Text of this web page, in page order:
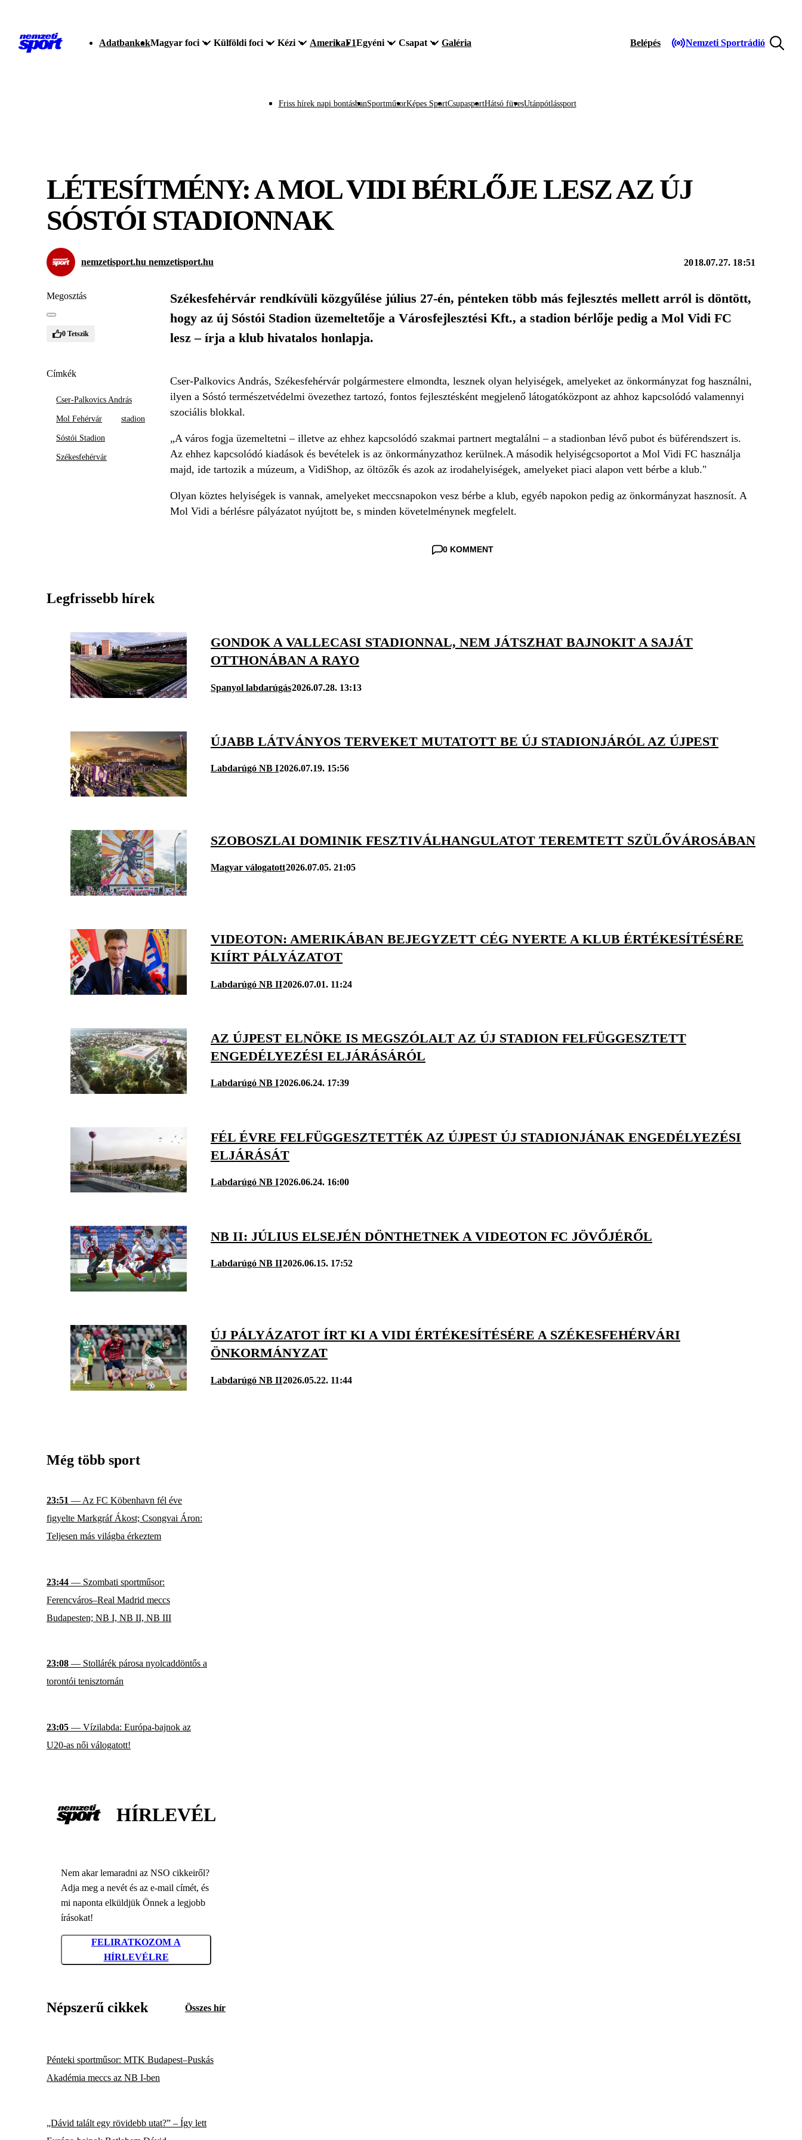
AdatbankokMagyar foci Külföldi foci Kézi AmerikaF1Egyéni Csapat Galéria Belépés Nemzeti Sportrádió
Friss hírek napi bontásbanSportműsorKépes SportCsupasportHátsó füvesUtánpótlássport
LÉTESÍTMÉNY: A MOL VIDI BÉRLŐJE LESZ AZ ÚJ
SÓSTÓI STADIONNAK
nemzetisport.hu nemzetisport.hu 2018.07.27. 18:51
Megosztás
0 Tetszik
Címkék
Cser-Palkovics András
Mol Fehérvár stadion
Sóstói Stadion
Székesfehérvár
Székesfehérvár rendkívüli közgyűlése július 27-én, pénteken több más fejlesztés mellett arról is döntött,
hogy az új Sóstói Stadion üzemeltetője a Városfejlesztési Kft., a stadion bérlője pedig a Mol Vidi FC
lesz – írja a klub hivatalos honlapja.
Cser-Palkovics András, Székesfehérvár polgármestere elmondta, lesznek olyan helyiségek, amelyeket az önkormányzat fog használni,
ilyen a Sóstó természetvédelmi övezethez tartozó, fontos fejlesztésként megjelenő látogatóközpont az ahhoz kapcsolódó valamennyi
szociális blokkal.
„A város fogja üzemeltetni – illetve az ehhez kapcsolódó szakmai partnert megtalálni – a stadionban lévő pubot és büférendszert is.
Az ehhez kapcsolódó kiadások és bevételek is az önkormányzathoz kerülnek.A második helyiségcsoportot a Mol Vidi FC használja
majd, ide tartozik a múzeum, a VidiShop, az öltözők és azok az irodahelyiségek, amelyeket piaci alapon vett bérbe a klub."
Olyan köztes helyiségek is vannak, amelyeket meccsnapokon vesz bérbe a klub, egyéb napokon pedig az önkormányzat hasznosít. A
Mol Vidi a bérlésre pályázatot nyújtott be, s minden követelménynek megfelelt.
0 KOMMENT
Legfrissebb hírek
GONDOK A VALLECASI STADIONNAL, NEM JÁTSZHAT BAJNOKIT A SAJÁT
OTTHONÁBAN A RAYO
Spanyol labdarúgás2026.07.28. 13:13
ÚJABB LÁTVÁNYOS TERVEKET MUTATOTT BE ÚJ STADIONJÁRÓL AZ ÚJPEST
Labdarúgó NB I2026.07.19. 15:56
SZOBOSZLAI DOMINIK FESZTIVÁLHANGULATOT TEREMTETT SZÜLŐVÁROSÁBAN
Magyar válogatott2026.07.05. 21:05
VIDEOTON: AMERIKÁBAN BEJEGYZETT CÉG NYERTE A KLUB ÉRTÉKESÍTÉSÉRE
KIÍRT PÁLYÁZATOT
Labdarúgó NB II2026.07.01. 11:24
AZ ÚJPEST ELNÖKE IS MEGSZÓLALT AZ ÚJ STADION FELFÜGGESZTETT
ENGEDÉLYEZÉSI ELJÁRÁSÁRÓL
Labdarúgó NB I2026.06.24. 17:39
FÉL ÉVRE FELFÜGGESZTETTÉK AZ ÚJPEST ÚJ STADIONJÁNAK ENGEDÉLYEZÉSI
ELJÁRÁSÁT
Labdarúgó NB I2026.06.24. 16:00
NB II: JÚLIUS ELSEJÉN DÖNTHETNEK A VIDEOTON FC JÖVŐJÉRŐL
Labdarúgó NB II2026.06.15. 17:52
ÚJ PÁLYÁZATOT ÍRT KI A VIDI ÉRTÉKESÍTÉSÉRE A SZÉKESFEHÉRVÁRI
ÖNKORMÁNYZAT
Labdarúgó NB II2026.05.22. 11:44
Még több sport
23:51 — Az FC Köbenhavn fél éve
figyelte Markgráf Ákost; Csongvai Áron:
Teljesen más világba érkeztem
23:44 — Szombati sportműsor:
Ferencváros–Real Madrid meccs
Budapesten; NB I, NB II, NB III
23:08 — Stollárék párosa nyolcaddöntős a
torontói tenisztornán
23:05 — Vízilabda: Európa-bajnok az
U20-as női válogatott!
HÍRLEVÉL
Nem akar lemaradni az NSO cikkeiről?
Adja meg a nevét és az e-mail címét, és
mi naponta elküldjük Önnek a legjobb
írásokat!
FELIRATKOZOM A
HÍRLEVÉLRE
Népszerű cikkek Összes hír
Pénteki sportműsor: MTK Budapest–Puskás
Akadémia meccs az NB I-ben
„Dávid talált egy rövidebb utat?” – Így lett